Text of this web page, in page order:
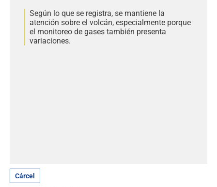
Según lo que se registra, se mantiene la
atención sobre el volcán, especialmente porque
el monitoreo de gases también presenta
variaciones.
Cárcel